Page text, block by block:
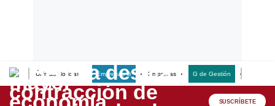
Últimas Noticias Empresas G Empresas G de Gestión
Lo último
Peru Quiosco SUSCRÍBETE